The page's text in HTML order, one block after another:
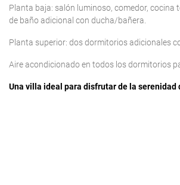
Planta baja: salón luminoso, comedor,
de baño adicional con ducha/bañera.
Planta superior: dos dormitorios adicionales
Aire acondicionado en todos los dormitorios
Una villa ideal para disfrutar de la